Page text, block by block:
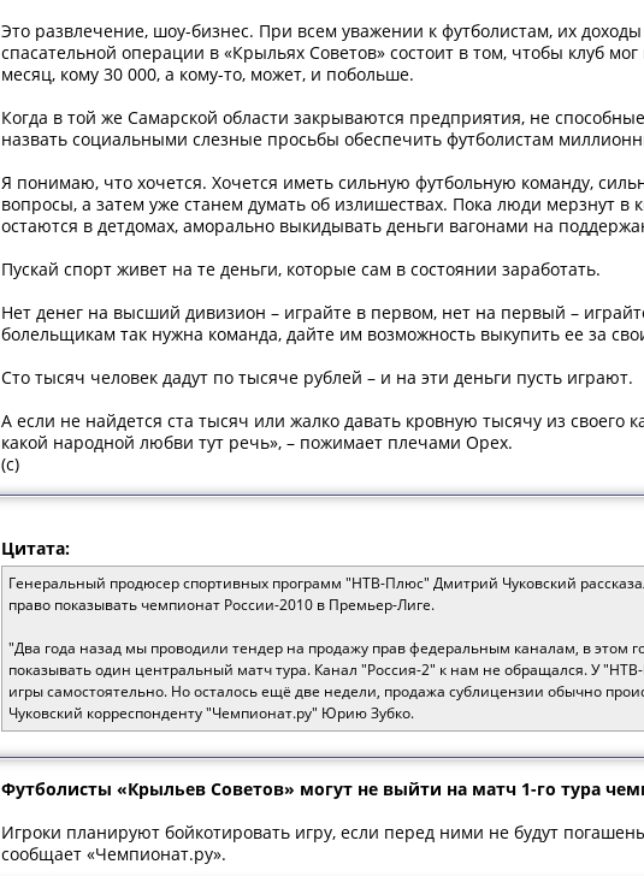
Это развлечение, шоу-бизнес. При всем уважении к футболистам, их
спасательной операции в «Крыльях Советов» состоит в том, чтобы клуб
месяц, кому 30 000, а кому-то, может, и побольше.
Когда в той же Самарской области закрываются предприятия, не
назвать социальными слезные просьбы обеспечить футболистам
Я понимаю, что хочется. Хочется иметь сильную футбольную команду,
вопросы, а затем уже станем думать об излишествах. Пока люди мерзнут в
остаются в детдомах, аморально выкидывать деньги вагонами на
Пускай спорт живет на те деньги, которые сам в состоянии заработать.
Нет денег на высший дивизион – играйте в первом, нет на первый –
болельщикам так нужна команда, дайте им возможность выкупить ее за
Сто тысяч человек дадут по тысяче рублей – и на эти деньги пусть играют.
А если не найдется ста тысяч или жалко давать кровную тысячу из своего
какой народной любви тут речь», – пожимает плечами Орех.
(с)
Цитата:
Генеральный продюсер спортивных программ "НТВ-Плюс" Дмитрий Чуковский
право показывать чемпионат России-2010 в Премьер-Лиге.
"Два года назад мы проводили тендер на продажу прав федеральным каналам, в этом
показывать один центральный матч тура. Канал "Россия-2" к нам не обращался. У
игры самостоятельно. Но осталось ещё две недели, продажа сублицензии обычно
Чуковский корреспонденту "Чемпионат.ру" Юрию Зубко.
Футболисты «Крыльев Советов» могут не выйти на матч 1-го тура
Игроки планируют бойкотировать игру, если перед ними не будут
сообщает «Чемпионат.ру».